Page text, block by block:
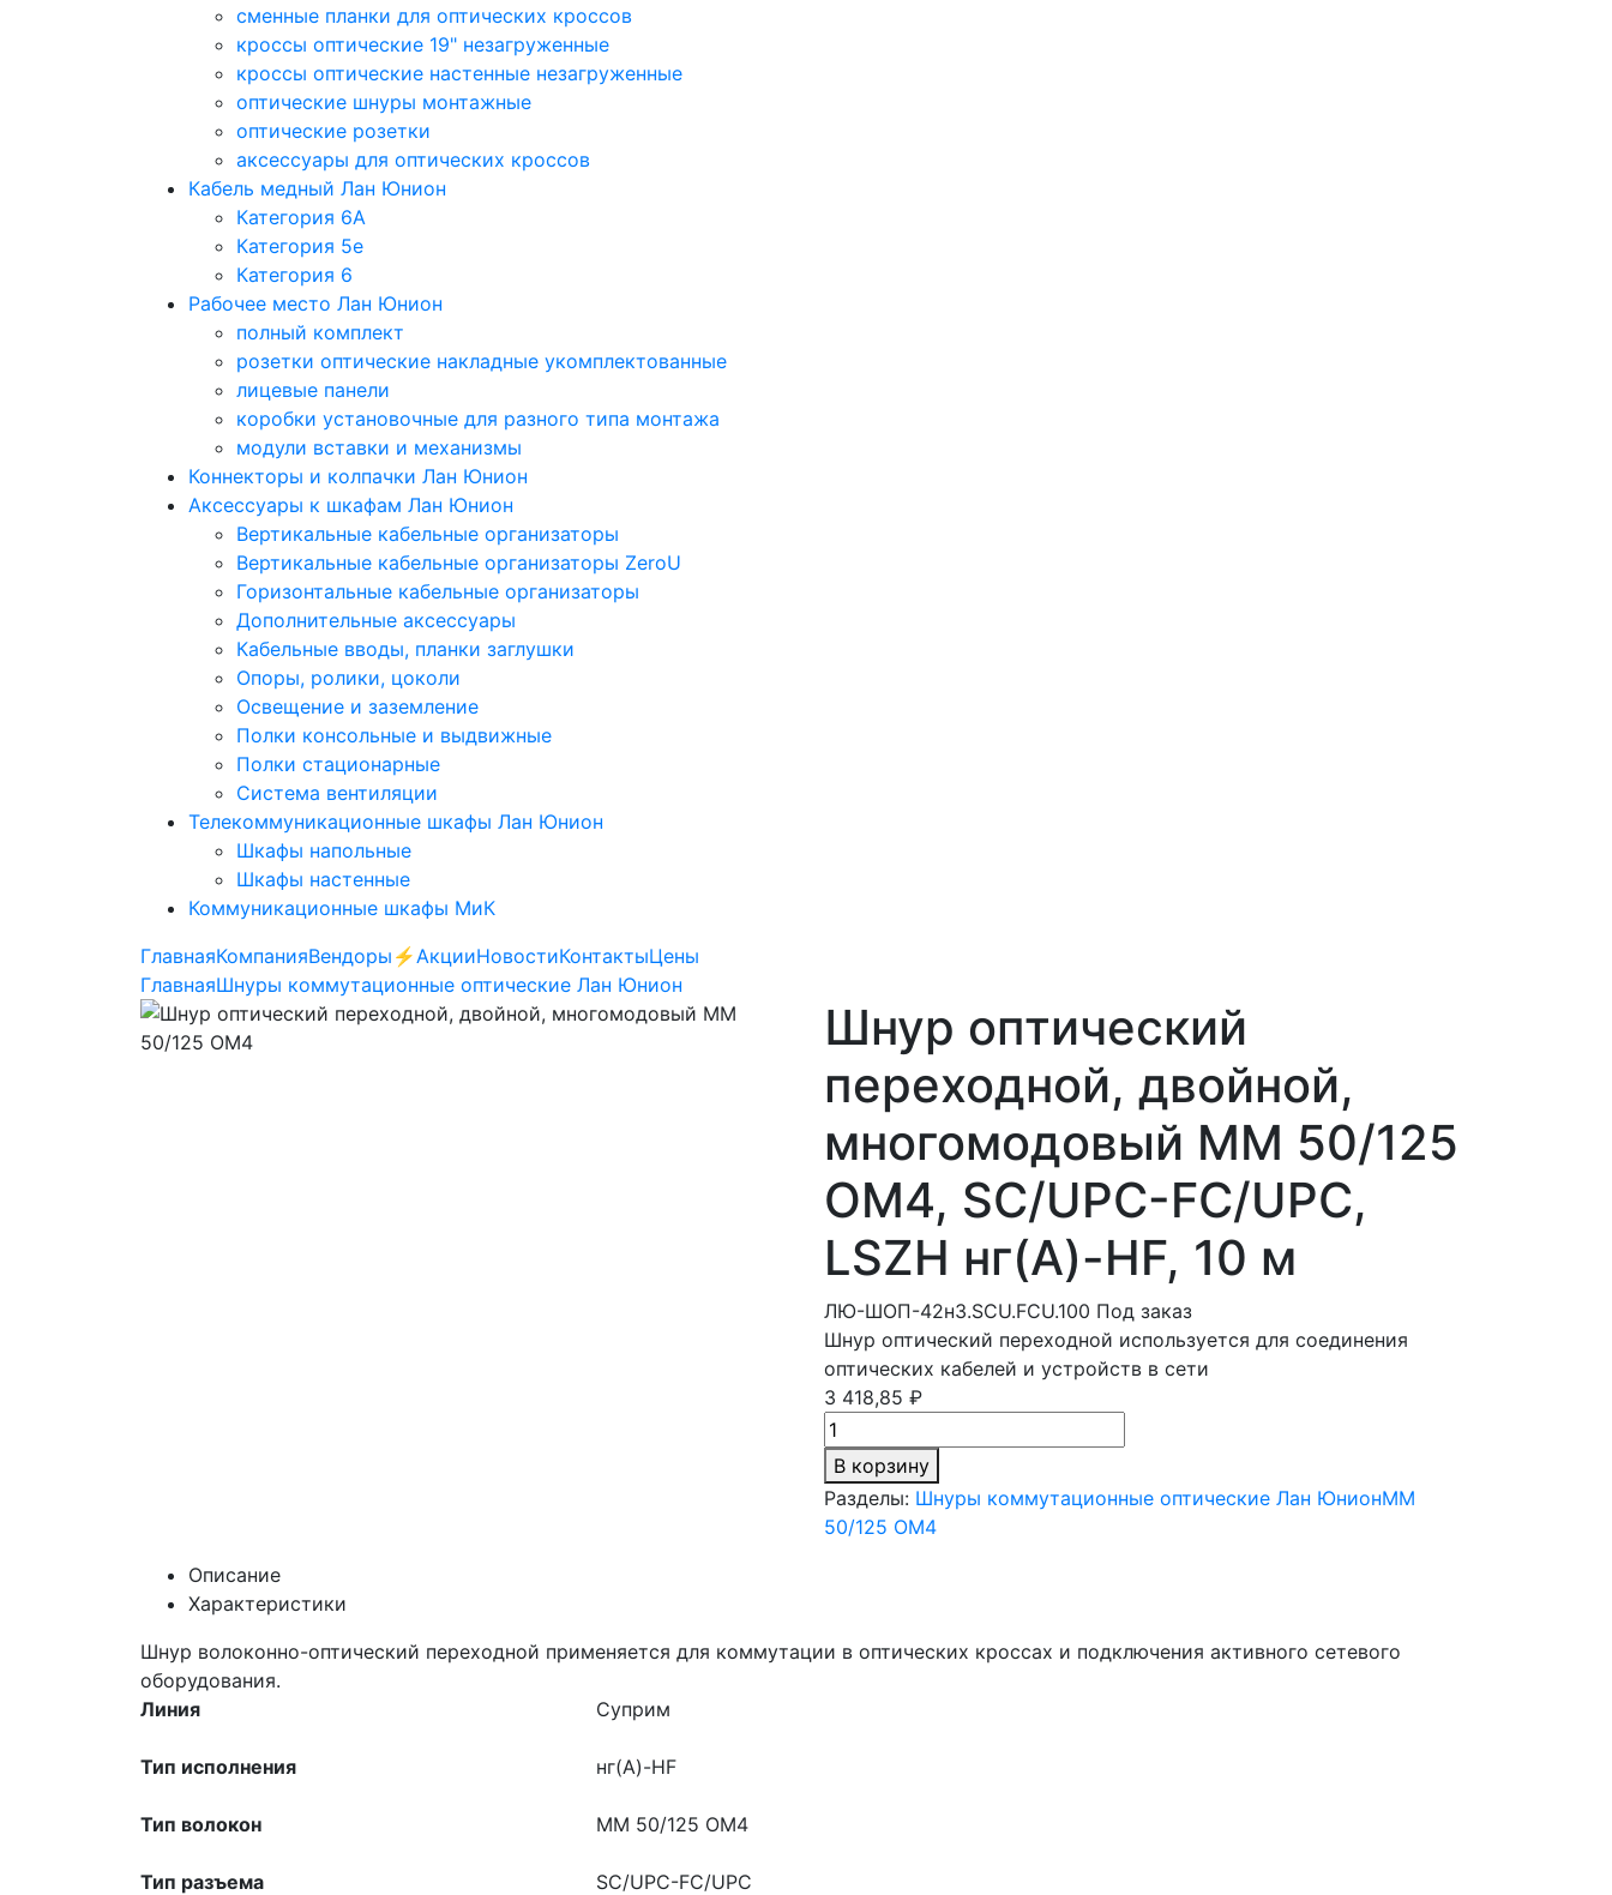
сменные планки для оптических кроссов
кроссы оптические 19" незагруженные
кроссы оптические настенные незагруженные
оптические шнуры монтажные
оптические розетки
аксессуары для оптических кроссов
Кабель медный Лан Юнион
Категория 6A
Категория 5e
Категория 6
Рабочее место Лан Юнион
полный комплект
розетки оптические накладные укомплектованные
лицевые панели
коробки установочные для разного типа монтажа
модули вставки и механизмы
Коннекторы и колпачки Лан Юнион
Аксессуары к шкафам Лан Юнион
Вертикальные кабельные организаторы
Вертикальные кабельные организаторы ZeroU
Горизонтальные кабельные организаторы
Дополнительные аксессуары
Кабельные вводы, планки заглушки
Опоры, ролики, цоколи
Освещение и заземление
Полки консольные и выдвижные
Полки стационарные
Система вентиляции
Телекоммуникационные шкафы Лан Юнион
Шкафы напольные
Шкафы настенные
Коммуникационные шкафы МиК
ГлавнаяКомпанияВендоры ⚡️АкцииНовостиКонтактыЦены
ГлавнаяШнуры коммутационные оптические Лан Юнион
Шнур оптический
переходной, двойной,
многомодовый MM 50/125
OM4, SC/UPC-FC/UPC,
LSZH нг(A)-HF, 10 м
ЛЮ-ШОП-42н3.SCU.FCU.100 Под заказ
Шнур оптический переходной используется для соединения
оптических кабелей и устройств в сети
3 418,85 ₽
В корзину
Разделы: Шнуры коммутационные оптические Лан ЮнионMM
50/125 OM4
Описание
Характеристики
Шнур волоконно-оптический переходной применяется для коммутации в оптических кроссах и подключения активного сетевого
оборудования.
Линия
Суприм
Тип исполнения нг(A)-HF
Тип волокон MM 50/125 OM4
Тип разъема SC/UPC-FC/UPC